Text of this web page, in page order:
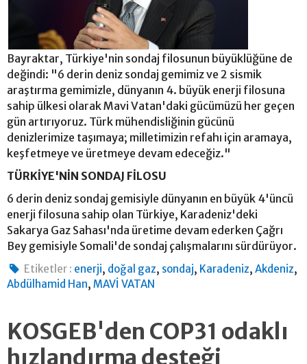
Bayraktar, Türkiye'nin sondaj filosunun büyüklüğüne de
değindi: "6 derin deniz sondaj gemimiz ve 2 sismik
araştırma gemimizle, dünyanın 4. büyük enerji filosuna
sahip ülkesi olarak Mavi Vatan'daki gücümüzü her geçen
gün artırıyoruz. Türk mühendisliğinin gücünü
denizlerimize taşımaya; milletimizin refahı için aramaya,
keşfetmeye ve üretmeye devam edeceğiz."
TÜRKİYE'NİN SONDAJ FİLOSU
6 derin deniz sondaj gemisiyle dünyanın en büyük 4'üncü
enerji filosuna sahip olan Türkiye, Karadeniz'deki
Sakarya Gaz Sahası'nda üretime devam ederken Çağrı
Bey gemisiyle Somali'de sondaj çalışmalarını sürdürüyor.
Etiketler : enerji, doğal gaz, sondaj, Karadeniz,Akdeniz,
Abdülhamid Han, MAVİ VATAN
KOSGEB'den COP31 odaklı
hızlandırma desteği